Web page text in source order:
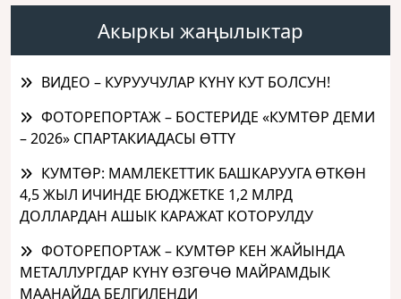
Акыркы жаңылыктар
ВИДЕО – КУРУУЧУЛАР КҮНҮ КУТ БОЛСУН!
ФОТОРЕПОРТАЖ – БОСТЕРИДЕ «КУМТӨР ДЕМИ
– 2026» СПАРТАКИАДАСЫ ӨТТҮ
КУМТӨР: МАМЛЕКЕТТИК БАШКАРУУГА ӨТКӨН
4,5 ЖЫЛ ИЧИНДЕ БЮДЖЕТКЕ 1,2 МЛРД
ДОЛЛАРДАН АШЫК КАРАЖАТ КОТОРУЛДУ
ФОТОРЕПОРТАЖ – КУМТӨР КЕН ЖАЙЫНДА
МЕТАЛЛУРГДАР КҮНҮ ӨЗГӨЧӨ МАЙРАМДЫК
МААНАЙДА БЕЛГИЛЕНДИ